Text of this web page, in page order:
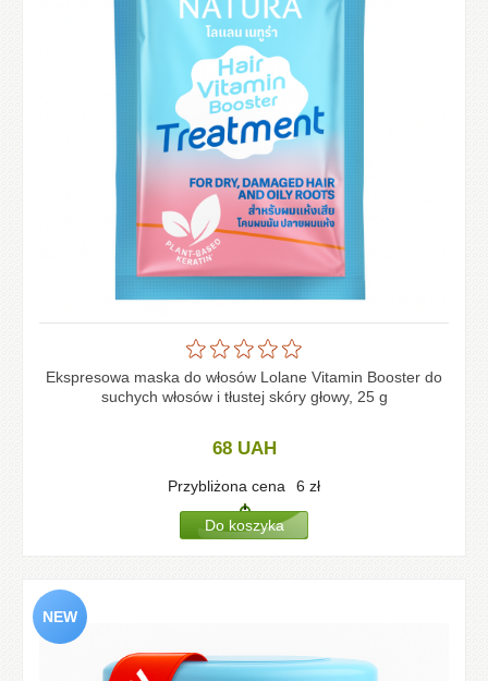
Ekspresowa maska do włosów Lolane Vitamin Booster do
suchych włosów i tłustej skóry głowy, 25 g
68 UAH
Przybliżona cena 6 zł